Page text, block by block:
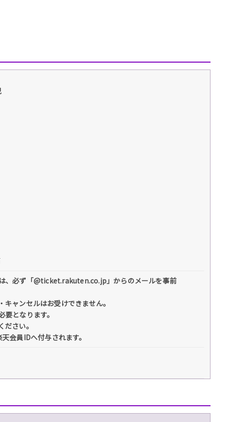
、必ず「@ticket.rakuten.co.jp」からのメールを事前
ャンセルはお受けできません。
となります。
さい。
会員IDへ付与されます。